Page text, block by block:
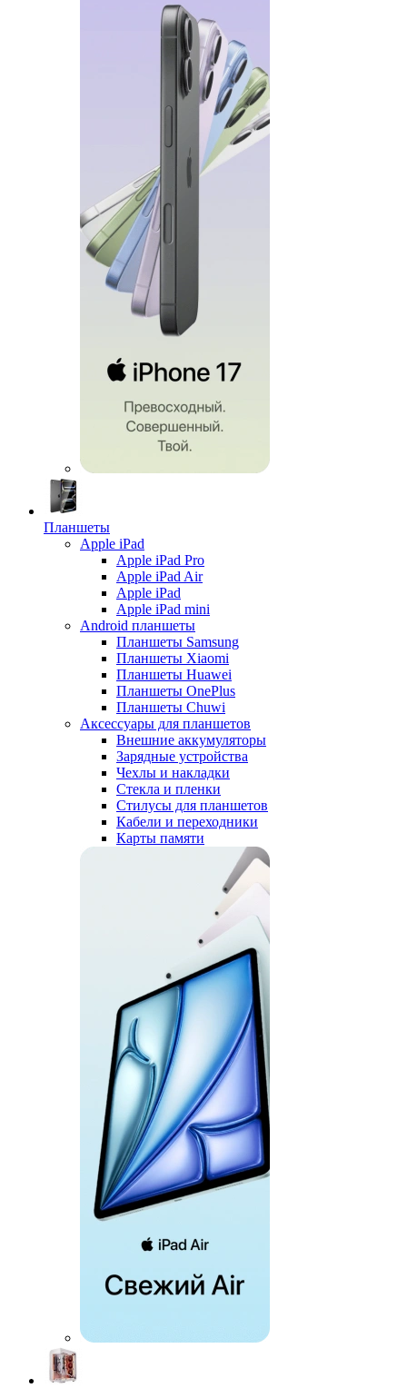
Планшеты
Apple iPad
Apple iPad Pro
Apple iPad Air
Apple iPad
Apple iPad mini
Android планшеты
Планшеты Samsung
Планшеты Xiaomi
Планшеты Huawei
Планшеты OnePlus
Планшеты Chuwi
Аксессуары для планшетов
Внешние аккумуляторы
Зарядные устройства
Чехлы и накладки
Стекла и пленки
Стилусы для планшетов
Кабели и переходники
Карты памяти